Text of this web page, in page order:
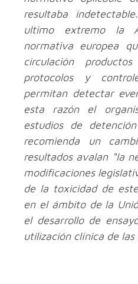
resultaba
ultimo extremo la
normativa europea
circulación
protocolos y
permitan detectar
esta razón el
estudios de
recomienda un
resultados avalan “la
modificaciones
de la toxicidad de
en el ámbito de la
el desarrollo de
utilización clínica de las